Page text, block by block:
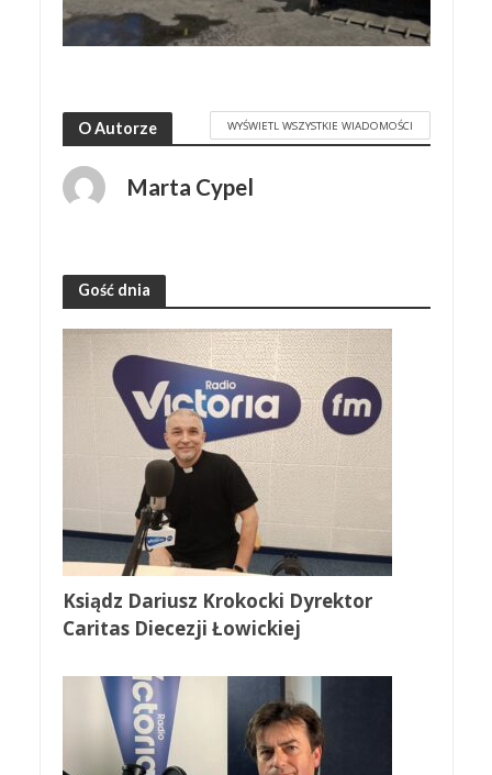
O Autorze WYŚWIETL WSZYSTKIE WIADOMOŚCI
Marta Cypel
Gość dnia
Ksiądz Dariusz Krokocki Dyrektor
Caritas Diecezji Łowickiej